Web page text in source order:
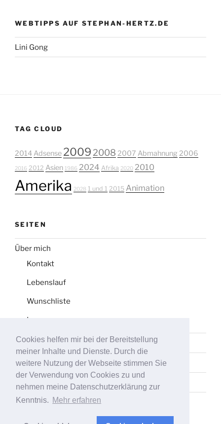
Cookies helfen mir bei der Bereitstellung
meiner Inhalte und Dienste. Durch die
weitere Nutzung der Webseite stimmen Sie
der Verwendung von Cookies zu und
nehmen meine Datenschutzerklärung zur
Kenntnis. Mehr erfahren
WEBTIPPS AUF STEPHAN-HERTZ.DE
Lini Gong
TAG CLOUD
2014 Adsense 2009 2008 2007 Abmahnung 2006
2016 2012 Asien 1986 2024 Afrika 2020 2010
Amerika 2028 1 und 1 2015 Animation
SEITEN
Über mich
Kontakt
Lebenslauf
Wunschliste
Impressum
Datenschutz
Tag-Liste
Sitemap